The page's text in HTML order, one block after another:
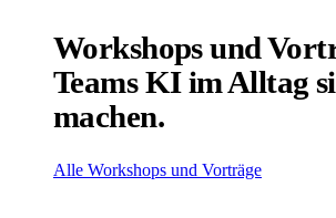
Workshops und
Teams KI im Alltag
machen.
Alle Workshops und Vorträge